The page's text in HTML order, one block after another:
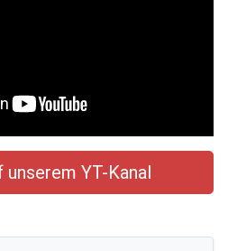
unserem YT-Kanal